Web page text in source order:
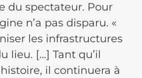
du spectateur. Pour
n’a pas disparu. «
les infrastructures
lieu. […] Tant qu’il
il continuera à